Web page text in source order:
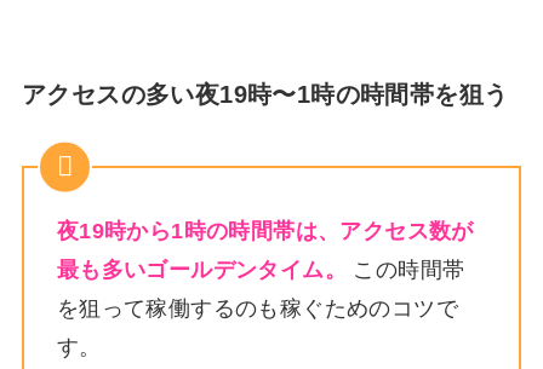
アクセスの多い夜19時〜1時の時間帯を狙う
夜19時から1時の時間帯は、アクセス数が
最も多いゴールデンタイム。
この時間帯
を狙って稼働するのも稼ぐためのコツで
す。